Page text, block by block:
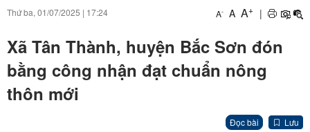
Thứ ba, 01/07/2025 | 17:24 A- A A+ |
Xã Tân Thành, huyện Bắc Sơn đón
bằng công nhận đạt chuẩn nông
thôn mới
Đọc bài Lưu